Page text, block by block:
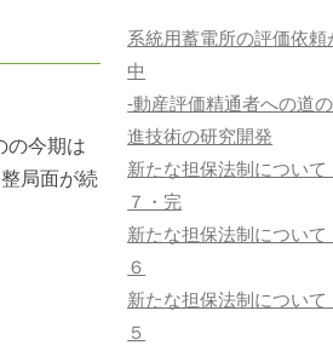
の今期は
局面が続
系統用蓄電所の評価依頼
中
-動産評価精通者への道
進技術の研究開発
新たな担保法制につい
７・完
新たな担保法制につい
６
新たな担保法制につい
５